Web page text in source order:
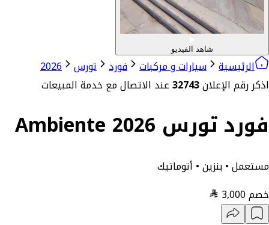
شاهد الفيديو
الرئيسية سيارات و مركبات فورد تورس
2026
اذكر رقم الإعلان32743عند الاتصال مع خدمة المبيعات
فورد تورس Ambiente 2026
مستعمل • بنزين • أتوماتيك
خصم3,000